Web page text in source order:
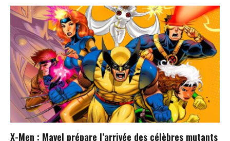
X-Men : Mavel prépare l’arrivée des célèbres mutants